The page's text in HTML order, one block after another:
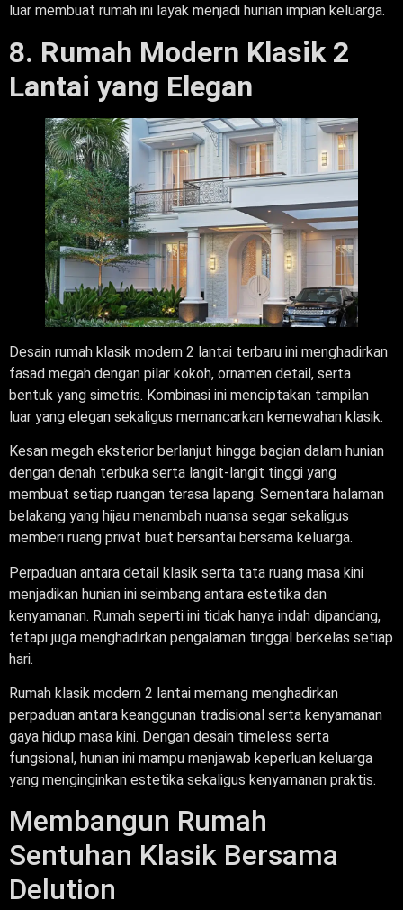
luar membuat rumah ini layak menjadi hunian impian keluarga.
8. Rumah Modern Klasik 2
Lantai yang Elegan
Desain rumah klasik modern 2 lantai terbaru ini menghadirkan
fasad megah dengan pilar kokoh, ornamen detail, serta
bentuk yang simetris. Kombinasi ini menciptakan tampilan
luar yang elegan sekaligus memancarkan kemewahan klasik.
Kesan megah eksterior berlanjut hingga bagian dalam hunian
dengan denah terbuka serta langit-langit tinggi yang
membuat setiap ruangan terasa lapang. Sementara halaman
belakang yang hijau menambah nuansa segar sekaligus
memberi ruang privat buat bersantai bersama keluarga.
Perpaduan antara detail klasik serta tata ruang masa kini
menjadikan hunian ini seimbang antara estetika dan
kenyamanan. Rumah seperti ini tidak hanya indah dipandang,
tetapi juga menghadirkan pengalaman tinggal berkelas setiap
hari.
Rumah klasik modern 2 lantai memang menghadirkan
perpaduan antara keanggunan tradisional serta kenyamanan
gaya hidup masa kini. Dengan desain timeless serta
fungsional, hunian ini mampu menjawab keperluan keluarga
yang menginginkan estetika sekaligus kenyamanan praktis.
Membangun Rumah
Sentuhan Klasik Bersama
Delution